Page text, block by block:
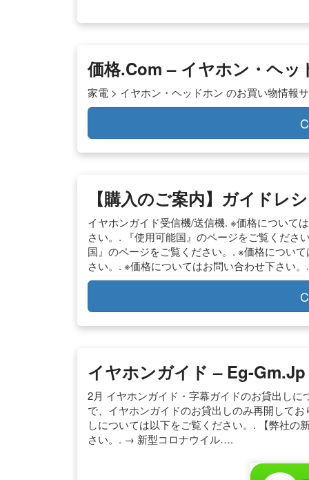
価格.com – イヤホン・ヘッ
家電 > イヤホン・ヘッドホン のお買い物情報
【購入のご案内】ガイド
イヤホンガイド受信機/送信機. ※価格について
さい。. 『使用可能国』のページをご覧くださ
国』のページをご覧ください。. ※価格につい
さい。. ※価格についてはお問い合わせ下さい。.
イヤホンガイド – Eg-Gm.jp
2月 イヤホンガイド・字幕ガイドのお貸出し
で、イヤホンガイドのお貸出しのみ再開して
しについては以下をご覧ください。. 【弊社の
さい。. → 新型コロナウイル….